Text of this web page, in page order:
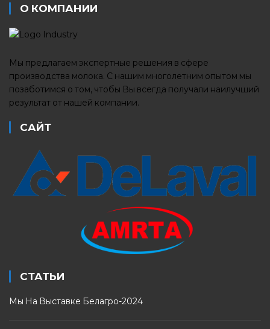
О КОМПАНИИ
Мы предлагаем экспертные решения в сфере
производства молока. С нашим многолетним опытом мы
позаботимся о том, чтобы Вы всегда получали наилучший
результат от нашей компании.
САЙТ
СТАТЬИ
Мы На Выставке Белагро-2024